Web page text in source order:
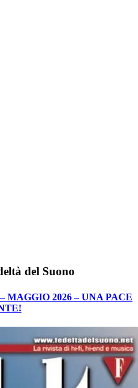
del Suono
MAGGIO 2026 – UNA PACE